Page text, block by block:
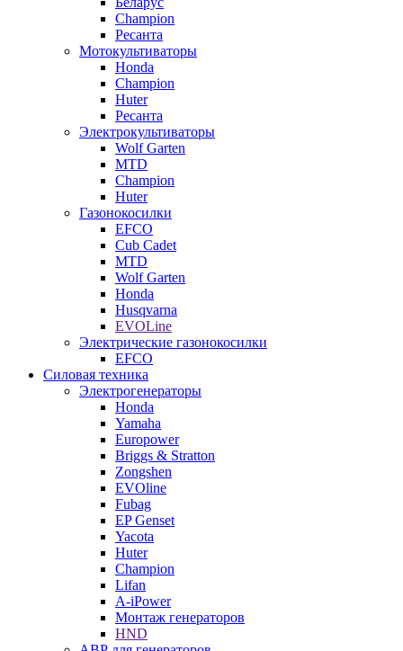
Champion
Ресанта
Мотокультиваторы
Honda
Champion
Huter
Ресанта
Электрокультиваторы
Wolf Garten
MTD
Champion
Huter
Газонокосилки
EFCO
Cub Cadet
MTD
Wolf Garten
Honda
Husqvarna
EVOLine
Электрические газонокосилки
EFCO
Силовая техника
Электрогенераторы
Honda
Yamaha
Europower
Briggs & Stratton
Zongshen
EVOline
Fubag
EP Genset
Yacota
Huter
Champion
Lifan
A-iPower
Монтаж генераторов
HND